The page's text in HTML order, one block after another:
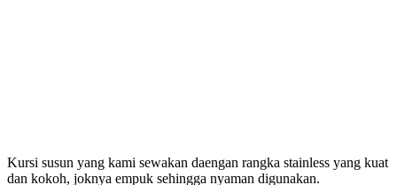
Kursi susun yang kami sewakan daengan rangka stainless yang kuat
dan kokoh, joknya empuk sehingga nyaman digunakan.